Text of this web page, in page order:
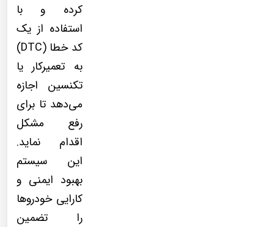
کرده و با
استفاده از یک
کد خطا (DTC)
به تعمیرکار یا
تکنسین اجازه
می‌دهد تا برای
رفع مشکل
اقدام نماید.
این سیستم
بهبود ایمنی و
کارایی خودروها
را تضمین